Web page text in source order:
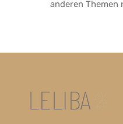
anderen Themen